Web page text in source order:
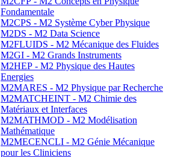
Fondamentale
M2CPS - M2 Système Cyber Physique
M2DS - M2 Data Science
M2FLUIDS - M2 Mécanique des Fluides
M2GI - M2 Grands Instruments
M2HEP - M2 Physique des Hautes
Energies
M2MARES - M2 Physique par Recherche
M2MATCHEINT - M2 Chimie des
Matériaux et Interfaces
M2MATHMOD - M2 Modélisation
Mathématique
M2MECENCLI - M2 Génie Mécanique
pour les Cliniciens